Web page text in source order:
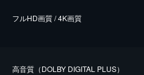
フルHD画質 / 4K画質
⾼⾳質（DOLBY DIGITAL PLUS）